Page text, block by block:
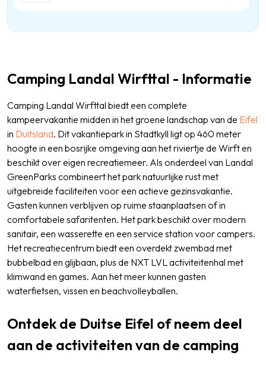
Camping Landal Wirfttal - Informatie
Camping Landal Wirfttal biedt een complete
kampeervakantie midden in het groene landschap van de Eifel
in Duitsland. Dit vakantiepark in Stadtkyll ligt op 460 meter
hoogte in een bosrijke omgeving aan het riviertje de Wirft en
beschikt over eigen recreatiemeer. Als onderdeel van Landal
GreenParks combineert het park natuurlijke rust met
uitgebreide faciliteiten voor een actieve gezinsvakantie.
Gasten kunnen verblijven op ruime staanplaatsen of in
comfortabele safaritenten. Het park beschikt over modern
sanitair, een wasserette en een service station voor campers.
Het recreatiecentrum biedt een overdekt zwembad met
bubbelbad en glijbaan, plus de NXT LVL activiteitenhal met
klimwand en games. Aan het meer kunnen gasten
waterfietsen, vissen en beachvolleyballen.
Ontdek de Duitse Eifel of neem deel
aan de activiteiten van de camping